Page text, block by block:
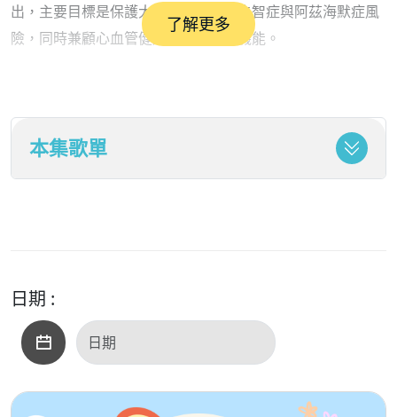
出，主要目標是保護大腦健康、降低失智症與阿茲海默症風
險，同時兼顧心血管健康與整體身體機能。
包括深綠色葉菜類蔬菜、其他各類蔬菜、莓果類水果、全穀
類、豆類、堅果、橄欖油、魚類及家禽肉。研究發現，這些
食物富含抗氧化物、維生素、礦物質及健康脂肪，有助於減
相對地，麥德飲食建議減少攝取可能增加慢性疾病風險的食
物，例如紅肉、奶油、人造奶油、油炸食品、速食、甜點及
高糖食品。這些食物往往含有較多飽和脂肪、反式脂肪及精
了解更多
本集歌單
日期 :